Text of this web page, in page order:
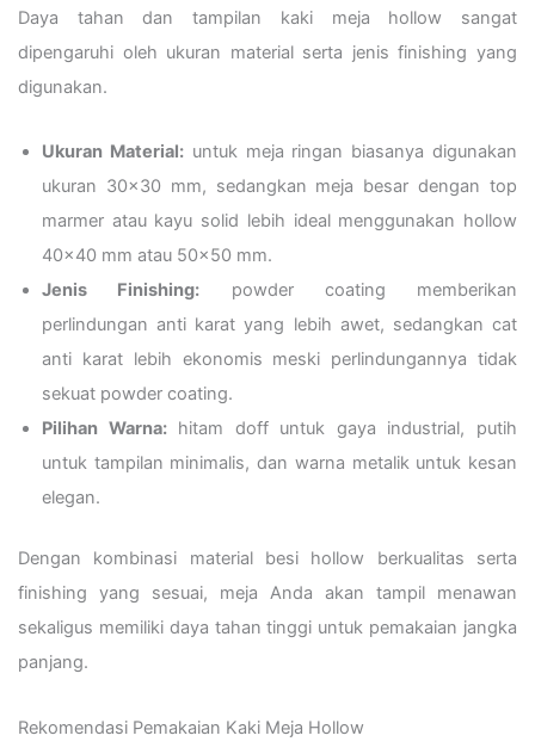
Daya tahan dan tampilan kaki meja hollow sangat
dipengaruhi oleh ukuran material serta jenis finishing yang
digunakan.
Ukuran Material:untuk meja ringan biasanya digunakan
ukuran 30×30 mm, sedangkan meja besar dengan top
marmer atau kayu solid lebih ideal menggunakan hollow
40×40 mm atau 50×50 mm.
Jenis Finishing: powder coating memberikan
perlindungan anti karat yang lebih awet, sedangkan cat
anti karat lebih ekonomis meski perlindungannya tidak
sekuat powder coating.
Pilihan Warna:hitam doff untuk gaya industrial, putih
untuk tampilan minimalis, dan warna metalik untuk kesan
elegan.
Dengan kombinasi material besi hollow berkualitas serta
finishing yang sesuai, meja Anda akan tampil menawan
sekaligus memiliki daya tahan tinggi untuk pemakaian jangka
panjang.
Rekomendasi Pemakaian Kaki Meja Hollow